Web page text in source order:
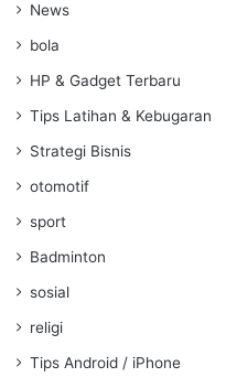
News
bola
HP & Gadget Terbaru
Tips Latihan & Kebugaran
Strategi Bisnis
otomotif
sport
Badminton
sosial
religi
Tips Android / iPhone